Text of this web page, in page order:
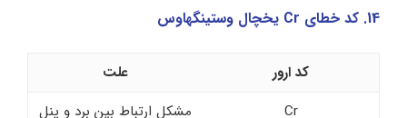
14. کد خطای Cr یخچال وستینگهاوس
کد ارور
علت
Cr
مشکل ارتباط بین برد و پنل